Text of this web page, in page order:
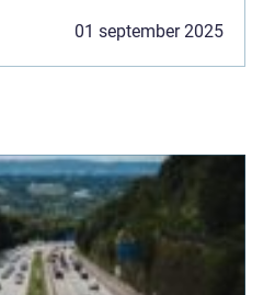
01 september 2025